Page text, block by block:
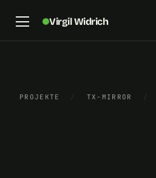
Virgil Widrich
PROJEKTE / TX-MIRROR /